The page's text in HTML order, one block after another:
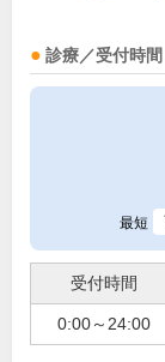
診療／受付時間
最短
受付時間
0:00～24:00